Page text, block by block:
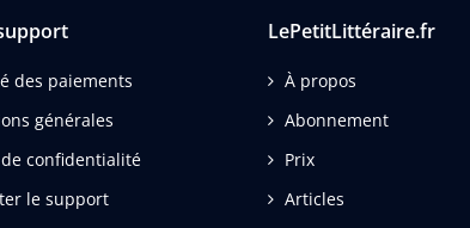
des paiements
générales
de confidentialité
le support
LePetitLittéraire.fr
À propos
Abonnement
Prix
Articles